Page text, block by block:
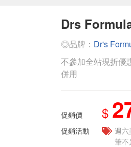
Drs
◎品牌： Dr's
不參加全站現折優
併用
促銷價 $
促銷活動
週
筆